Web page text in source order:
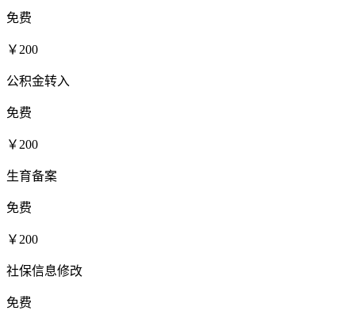
免费
￥200
公积金转入
免费
￥200
生育备案
免费
￥200
社保信息修改
免费